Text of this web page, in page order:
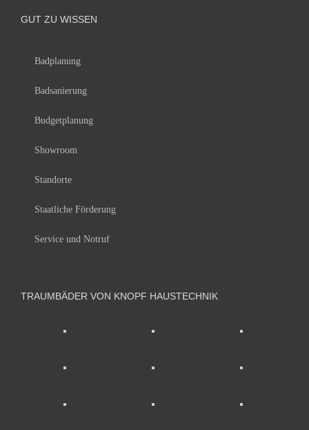
GUT ZU WISSEN
Badplanung
Badsanierung
Budgetplanung
Showroom
Standorte
Staatliche Förderung
Service und Notruf
TRAUMBÄDER VON KNOPF HAUSTECHNIK